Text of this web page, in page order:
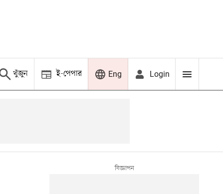
খুঁজুন ই-পেপার Eng Login